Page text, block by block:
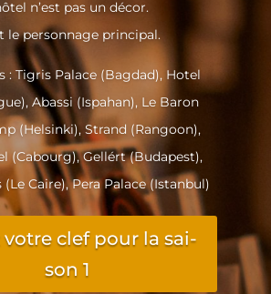
n’est pas un décor.
le per­son­nage principal.
: Tigris Palace (Bag­dad), Hotel
Abas­si (Ispa­han), Le Baron
(Hel­sin­ki), Strand (Ran­goon),
(Cabourg), Gel­lért (Buda­pest),
(Le Caire), Pera Palace (Istan­bul)
votre clef pour la sai­
son 1